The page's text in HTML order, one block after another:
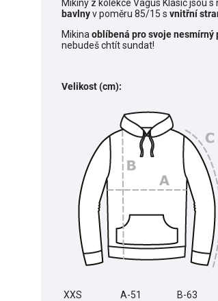
Mikiny z kolekce Vagus Klasic jsou s
bavlnyv poměru 85/15 s vnitřní
Mikina oblíbená pro svoje nesmírný
nebudeš chtít sundat!
Velikost (cm):
XXS A-51 B-63